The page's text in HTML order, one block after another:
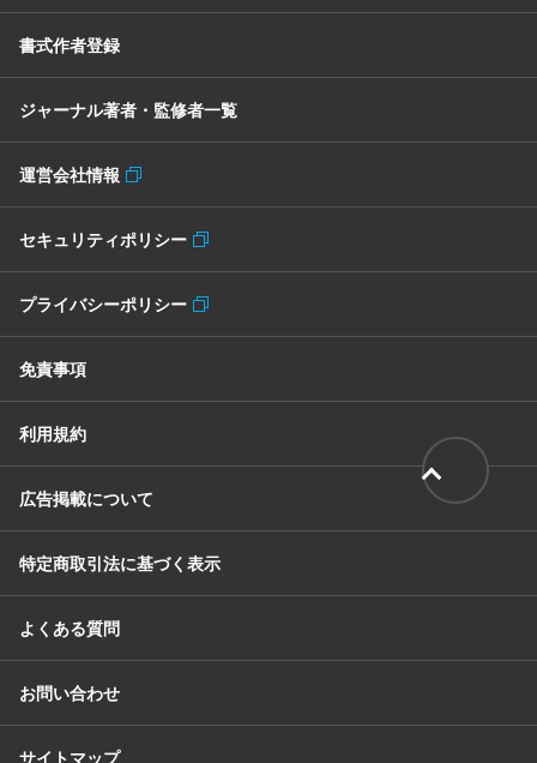
書式作者登録
ジャーナル著者・監修者一覧
運営会社情報
セキュリティポリシー
プライバシーポリシー
免責事項
利用規約
広告掲載について
特定商取引法に基づく表示
よくある質問
お問い合わせ
サイトマップ